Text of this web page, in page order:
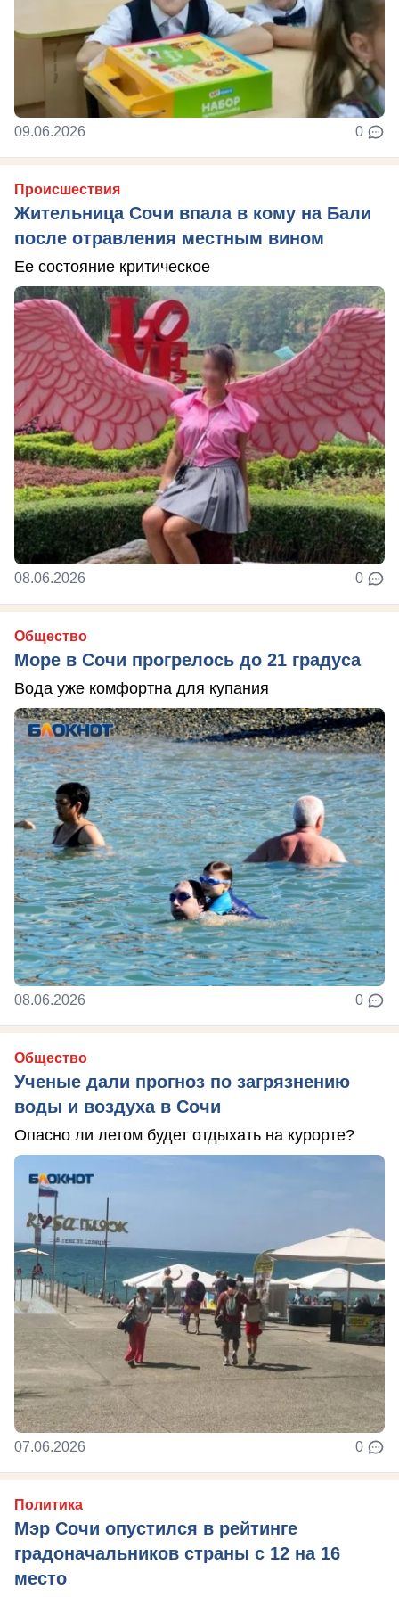
09.06.2026 0
Происшествия
Жительница Сочи впала в кому на Бали
после отравления местным вином
Ее состояние критическое
08.06.2026 0
Общество
Море в Сочи прогрелось до 21 градуса
Вода уже комфортна для купания
08.06.2026 0
Общество
Ученые дали прогноз по загрязнению
воды и воздуха в Сочи
Опасно ли летом будет отдыхать на курорте?
07.06.2026 0
Политика
Мэр Сочи опустился в рейтинге
градоначальников страны с 12 на 16
место